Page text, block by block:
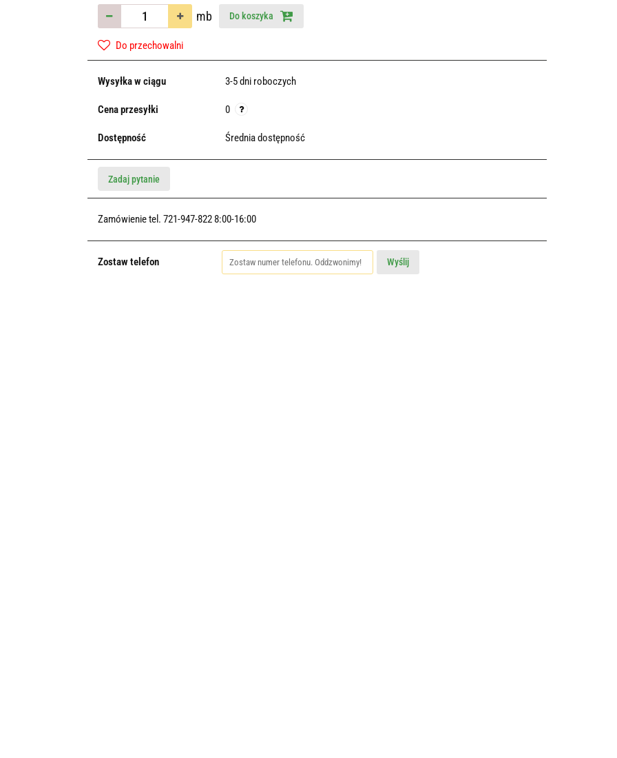
mb Do koszyka
Do przechowalni
Wysyłka w ciągu 3-5 dni roboczych
Cena przesyłki 0
Dostępność Średnia dostępność
Zadaj pytanie
Zamówienie tel. 721-947-822 8:00-16:00
Zostaw telefon Wyślij